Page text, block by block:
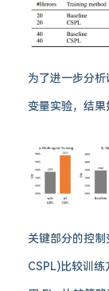
为了进一步分
变量实验，结
关键部分的控
CSPL)比较训